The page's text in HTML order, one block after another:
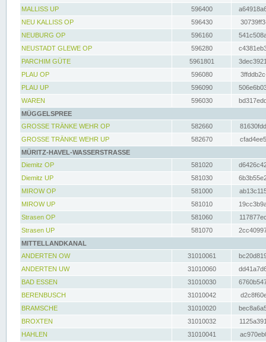
MALLISS UP
596400
NEU KALLISS OP
596430
NEUBURG OP
596160
NEUSTADT GLEWE OP
596280
PARCHIM GÜTE
5961801
PLAU OP
596080
PLAU UP
596090
WAREN
596030
MÜGGELSPREE
GROSSE TRÄNKE WEHR OP
582660
GROSSE TRÄNKE WEHR UP
582670
MÜRITZ-HAVEL-WASSERSTRASSE
Diemitz OP
581020
Diemitz UP
581030
MIROW OP
581000
MIROW UP
581010
Strasen OP
581060
Strasen UP
581070
MITTELLANDKANAL
ANDERTEN OW
31010061
ANDERTEN UW
31010060
BAD ESSEN
31010030
BERENBUSCH
31010042
BRAMSCHE
31010020
BROXTEN
31010032
HAHLEN
31010041